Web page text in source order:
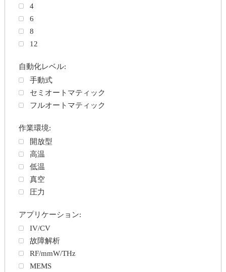
4
6
8
12
自動化レベル:
手動式
セミオートマティック
フルオートマティック
作業環境:
開放型
高温
低温
真空
圧力
アプリケーション:
IV/CV
故障解析
RF/mmW/THz
MEMS